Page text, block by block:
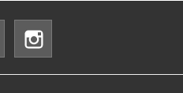
Facebook